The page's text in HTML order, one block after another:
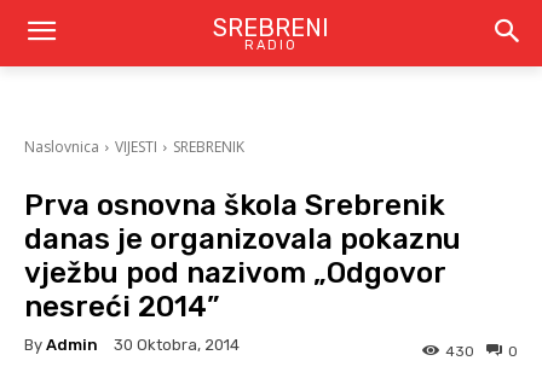
SREBRENI
RADIO
Naslovnica VIJESTI SREBRENIK
Prva osnovna škola Srebrenik
danas je organizovala pokaznu
vježbu pod nazivom „Odgovor
nesreći 2014”
By Admin 30 Oktobra, 2014 0
430